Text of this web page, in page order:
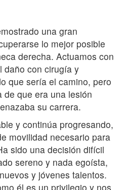
una gran
lo mejor posible
derecha. Actuamos con
daño con cirugía y
que sería el camino, pero
que era una lesión
su carrera.
y continúa progresando,
movilidad necesario para
sido una decisión difícil
sereno y nada egoísta,
y jóvenes talentos.
él es un privilegio y nos